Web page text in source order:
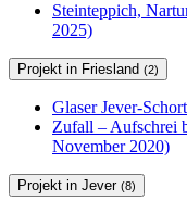
Steinteppich,
2025)
Projekt in Friesland (2)
Glaser Jever-
Zufall – Aufschrei
November 2020)
Projekt in Jever (8)